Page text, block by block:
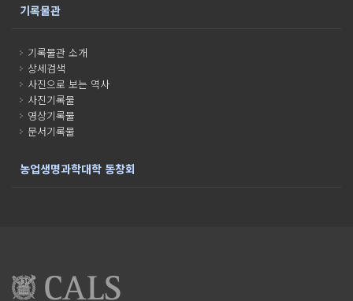
기록물관
기록물관 소개
상세검색
사진으로 보는 역사
사진기록물
영상기록물
문서기록물
농업생명과학대학 동창회